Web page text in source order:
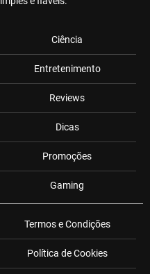
Ciência
Entretenimento
Reviews
Dicas
Promoções
Gaming
Termos e Condições
Política de Cookies